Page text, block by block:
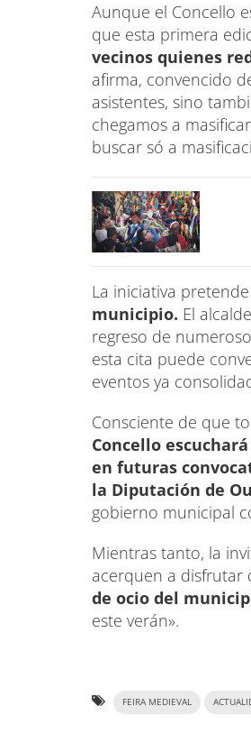
Aunque el Concello
que esta primera
vecinos quienes
afirma, convencido
asistentes, sino
chegamos a
buscar só a
La iniciativa
municipio. El
regreso de
esta cita puede
eventos ya
Consciente de que
Concello
en futuras
la Diputación de
gobierno municipal
Mientras tanto, la
acerquen a disfrutar
de ocio del
este verán».
FEIRA MEDIEVAL